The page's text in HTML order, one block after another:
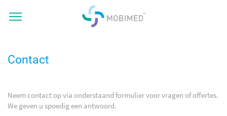
Contact
Neem contact op via onderstaand formulier voor vragen of offertes.
We geven u spoedig een antwoord.